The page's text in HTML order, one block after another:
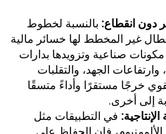
دون انقطاع: بالنسبة لخطوط
غير المخطط لها خسائر مالية
مكونات صناعية وتزويدها بدارات
الجهد، والتقلبات
خرجًا مستقرًا وأداءً متسقًا
إلى أخرى.
في التطبيقات مثل
الألومنيوم، فإن الحفاظ على